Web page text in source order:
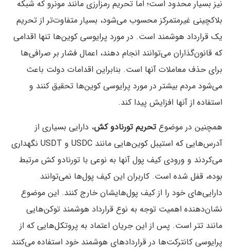
نیز بسیار محدود است؛ اما تحریم رمزارزی مانند مونرو که شبکه
بلاکچینی غیر‌متمرکز محسوب می‌شود، بسیار متفاوت‌تر از تحریم
یک قرارداد هوشمند است. در مورد پرایوسی کوین‌ها تنها اقدامی
که قانون‌گذاران می‌توانند انجام دهند، اعمال فشار بر صرافی‌ها
برای حذف معاملات آنها است. بنابراین اقدامات دولت باعث
می‌شود مردم بیشتر در مورد پرایوسی کوین‌ها تحقیق کنند و
استفاده از آنها افزایش پیدا کند.
همچنین در موضوعتحریم تورنادو کش، دارایی بسیاری از
آدرس‌هایی که استیبل کوین‌هایی مانند USDC و USDT نگهداری
می‌کردند و ورودی کیف پول آنها به نوعی با تورنادو کش مرتبط
بوده، قفل شده است. کاربران این کیف پول‌ها نمی‌توانند
دارایی‌های خود را از کیف پول‌هایشان خارج کنند. این موضوع
نشان‌دهنده اهمیت توجه به نوع قرارداد هوشمند توکن‌هایی
مانند تتر است. پس از این جریان اعتماد به پروتکل‌هایی که از
پرایوسی کانترکت‌ها در قراردادهای هوشمند خود استفاده می‌کنند